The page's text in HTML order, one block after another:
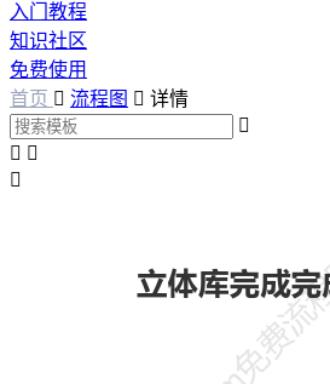
入门教程
知识社区
免费使用
首页  流程图  详情

 
